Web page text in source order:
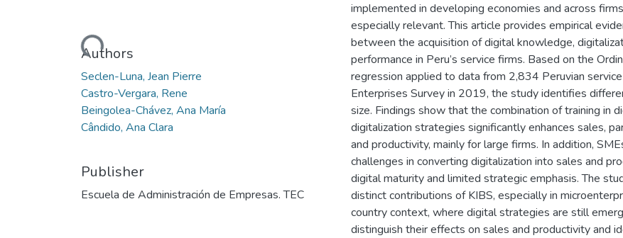
Loading...
Authors
Seclen-Luna, Jean Pierre
Castro-Vergara, Rene
Beingolea-Chávez, Ana María
Cândido, Ana Clara
Publisher
Escuela de Administración de Empresas. TEC
implemented in developing economies and across
especially relevant. This article provides empirical
between the acquisition of digital knowledge,
performance in Peru’s service firms. Based on the
regression applied to data from 2,834 Peruvian
Enterprises Survey in 2019, the study identifies
size. Findings show that the combination of training in
digitalization strategies significantly enhances sales,
and productivity, mainly for large firms. In addition,
challenges in converting digitalization into sales and
digital maturity and limited strategic emphasis. The
distinct contributions of KIBS, especially in
country context, where digital strategies are still
distinguish their effects on sales and productivity and